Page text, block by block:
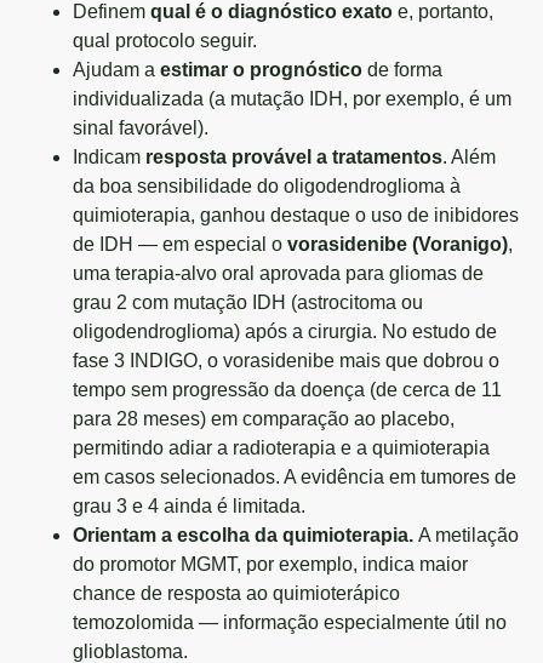
Definem qual é o diagnóstico exato e, portanto,
qual protocolo seguir.
Ajudam a estimar o prognóstico de forma
individualizada (a mutação IDH, por exemplo, é um
sinal favorável).
Indicam resposta provável a tratamentos. Além
da boa sensibilidade do oligodendroglioma à
quimioterapia, ganhou destaque o uso de inibidores
de IDH — em especial o vorasidenibe (Voranigo),
uma terapia-alvo oral aprovada para gliomas de
grau 2 com mutação IDH (astrocitoma ou
oligodendroglioma) após a cirurgia. No estudo de
fase 3 INDIGO, o vorasidenibe mais que dobrou o
tempo sem progressão da doença (de cerca de 11
para 28 meses) em comparação ao placebo,
permitindo adiar a radioterapia e a quimioterapia
em casos selecionados. A evidência em tumores de
grau 3 e 4 ainda é limitada.
Orientam a escolha da quimioterapia. A metilação
do promotor MGMT, por exemplo, indica maior
chance de resposta ao quimioterápico
temozolomida — informação especialmente útil no
glioblastoma.